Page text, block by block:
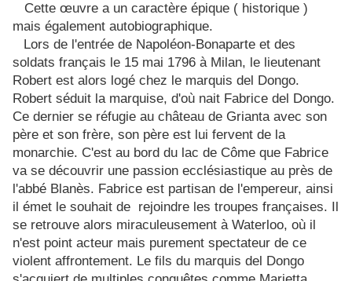
Cette œuvre a un caractère épique ( historique )
mais également autobiographique.
Lors de l'entrée de Napoléon-Bonaparte et des
soldats français le 15 mai 1796 à Milan, le lieutenant
Robert est alors logé chez le marquis del Dongo.
Robert séduit la marquise, d'où nait Fabrice del Dongo.
Ce dernier se réfugie au château de Grianta avec son
père et son frère, son père est lui fervent de la
monarchie. C'est au bord du lac de Côme que Fabrice
va se découvrir une passion ecclésiastique au près de
l'abbé Blanès. Fabrice est partisan de l'empereur, ainsi
il émet le souhait de rejoindre les troupes françaises. Il
se retrouve alors miraculeusement à Waterloo, où il
n'est point acteur mais purement spectateur de ce
violent affrontement. Le fils du marquis del Dongo